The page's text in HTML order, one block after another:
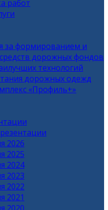
работ
за формированием и
дорожных фондов
технологий
дорожных одежд
«Профиль+»
2026
2025
2024
2023
2022
2021